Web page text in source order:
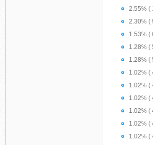
2.55% (
2.30% (
1.53% (
1.28% (
1.28% (
1.02% (
1.02% (
1.02% (
1.02% (
1.02% (
1.02% (